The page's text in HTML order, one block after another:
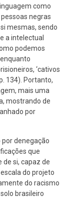
como
negras
mesmas, sendo
a intelectual
podemos
‘cativos
134). Portanto,
mais uma
mostrando de
por
denegação
que
si, capaz de
do projeto
do racismo
brasileiro